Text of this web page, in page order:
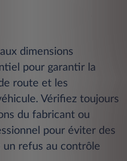
dimensions
pour garantir la
route et les
Vérifiez toujours
du fabricant ou
pour éviter des
un refus au contrôle